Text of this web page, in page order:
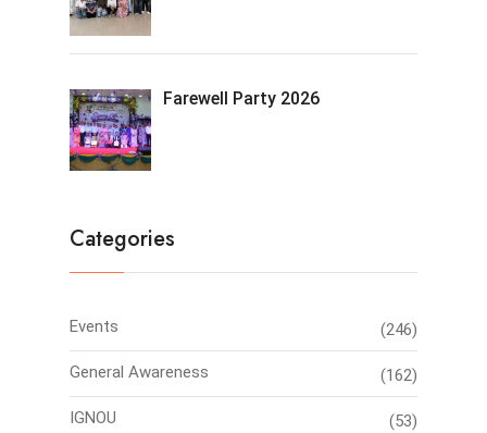
Farewell Party 2026
Categories
Events (246)
General Awareness (162)
IGNOU (53)